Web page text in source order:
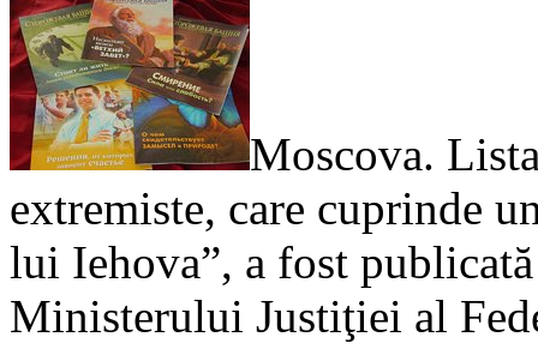
Moscova.
extremiste, care cuprinde
lui Iehova”, a fost
Ministerului Justiţiei al